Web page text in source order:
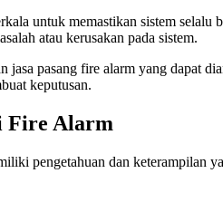
untuk memastikan sistem selalu
atau kerusakan pada sistem.
pasang fire alarm yang dapat
keputusan.
Fire Alarm
pengetahuan dan keterampilan